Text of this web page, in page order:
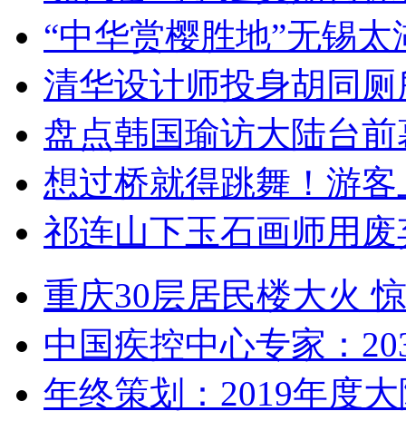
“中华赏樱胜地”无锡
清华设计师投身胡同
盘点韩国瑜访大陆台
想过桥就得跳舞！游客
祁连山下玉石画师用
重庆30层居民楼大火
中国疾控中心专家：
年终策划：2019年度